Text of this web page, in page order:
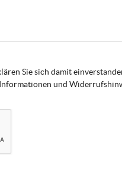
Sie sich damit
und